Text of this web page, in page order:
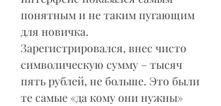
понятным и не таким пугающим
для новичка.
Зарегистрировался, внес чисто
символическую сумму – тысяч
пять рублей, не больше. Это были
те самые «да кому они нужны»